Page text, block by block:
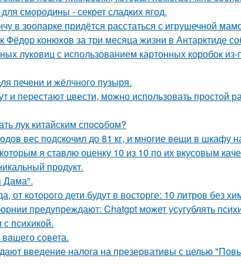
смородины - секрет сладких ягод.
в зоопарке придётся расстаться с игрушечной
Фёдор конюхов за три месяца жизни в Антарктиде
луковиц с использованием картонных коробок
печени и жёлчного пузыря.
и перестают цвести, можно использовать простой
лук китaйским спocoбом?
вес подскочил до 81 кг, и многие вещи в шкафу
я ставлю оценку 10 из 10 по их вкусовым
продукт.
Дама".
от котopoго дети будут в восторге: 10 литров без
предупреждают: Chatgpt может усугублять
психикой.
совета.
введение налога на презервативы с целью